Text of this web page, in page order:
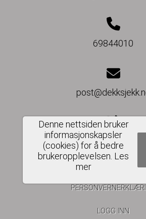
69844010
Del nettside
Denne nettsiden bruker
informasjonskapsler
(cookies) for å bedre
brukeropplevelsen. Les
mer
LOGG INN